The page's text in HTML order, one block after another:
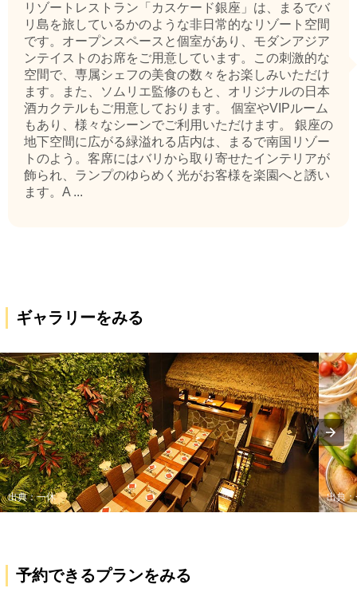
リゾートレストラン「カスケード銀座」は、まるでバ
リ島を旅しているかのような非日常的なリゾート空間
です。オープンスペースと個室があり、モダンアジア
ンテイストのお席をご用意しています。この刺激的な
空間で、専属シェフの美食の数々をお楽しみいただけ
ます。また、ソムリエ監修のもと、オリジナルの日本
酒カクテルもご用意しております。 個室やVIPルーム
もあり、様々なシーンでご利用いただけます。 銀座の
地下空間に広がる緑溢れる店内は、まるで南国リゾー
トのよう。客席にはバリから取り寄せたインテリアが
飾られ、ランプのゆらめく光がお客様を楽園へと誘い
ます。A ...
ギャラリーをみる
出典：一休 出典
予約できるプランをみる